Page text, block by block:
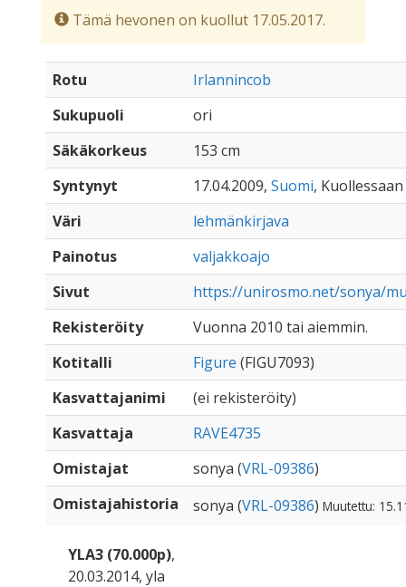
Tämä hevonen on kuollut 17.05.2017.
Rotu
Irlannincob
Sukupuoli
ori
Säkäkorkeus
153 cm
Syntynyt
17.04.2009, Suomi,
Väri
lehmänkirjava
Painotus
valjakkoajo
Sivut
https://unirosmo.net/sonya/
Rekisteröity
Vuonna 2010 tai aiemmin.
Kotitalli
Figure (FIGU7093)
Kasvattajanimi
(ei rekisteröity)
Kasvattaja
RAVE4735
Omistajat
sonya (VRL-09386)
Omistajahistoria
sonya (VRL-09386) Muutettu:
YLA3 (70.000p),
20.03.2014, yla